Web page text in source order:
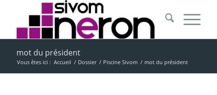
mot du président
Vous êtes ici : Accueil / Dossier / Piscine Sivom / mot du président